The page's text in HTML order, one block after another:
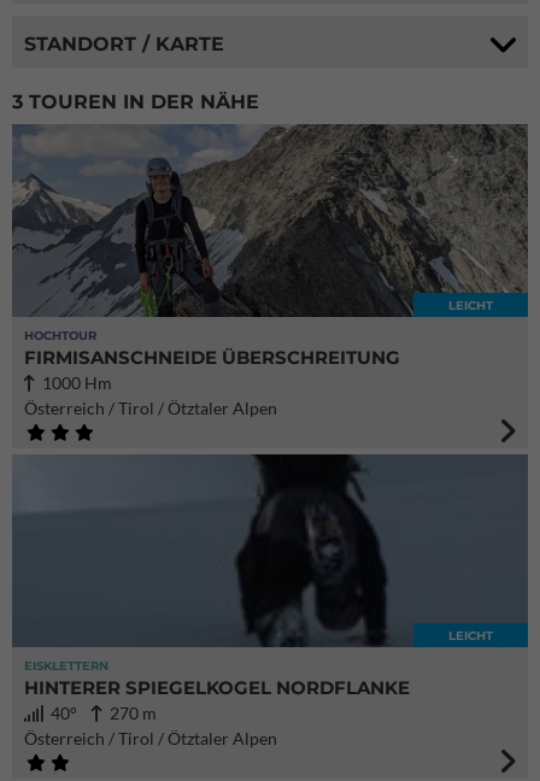
STANDORT / KARTE
3 TOUREN IN DER NÄHE
HOCHTOUR
LEICHT
FIRMISANSCHNEIDE ÜBERSCHREITUNG
1000 Hm
Österreich / Tirol / Ötztaler Alpen
EISKLETTERN
LEICHT
HINTERER SPIEGELKOGEL NORDFLANKE
40°
270 m
Österreich / Tirol / Ötztaler Alpen